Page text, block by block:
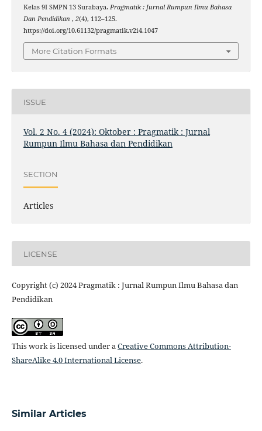
Kelas 9I SMPN 13 Surabaya. Pragmatik : Jurnal Rumpun Ilmu Bahasa
Dan Pendidikan , 2(4), 112–125.
https://doi.org/10.61132/pragmatik.v2i4.1047
More Citation Formats
ISSUE
Vol. 2 No. 4 (2024): Oktober : Pragmatik : Jurnal
Rumpun Ilmu Bahasa dan Pendidikan
SECTION
Articles
LICENSE
Copyright (c) 2024 Pragmatik : Jurnal Rumpun Ilmu Bahasa dan
Pendidikan
This work is licensed under aCreative Commons Attribution-
ShareAlike 4.0 International License.
Similar Articles